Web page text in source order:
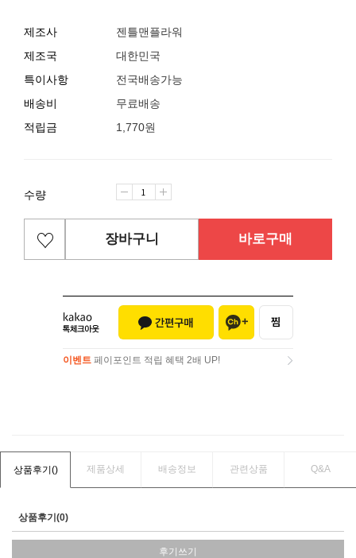
제조사
젠틀맨플라워
제조국
대한민국
특이사항
전국배송가능
배송비
무료배송
적립금
1,770원
수량
장바구니 바로구매
이벤트 페이포인트 적립 혜택 2배 UP!
상품후기() 제품상세 배송정보 관련상품 Q&A
상품후기(0)
후기쓰기